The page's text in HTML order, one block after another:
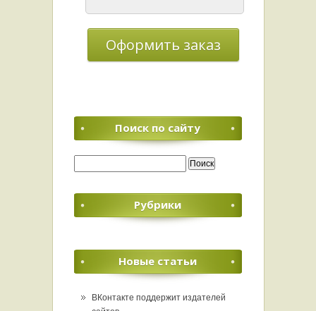
Оформить заказ
Поиск по сайту
Рубрики
Новые статьи
ВКонтакте поддержит издателей